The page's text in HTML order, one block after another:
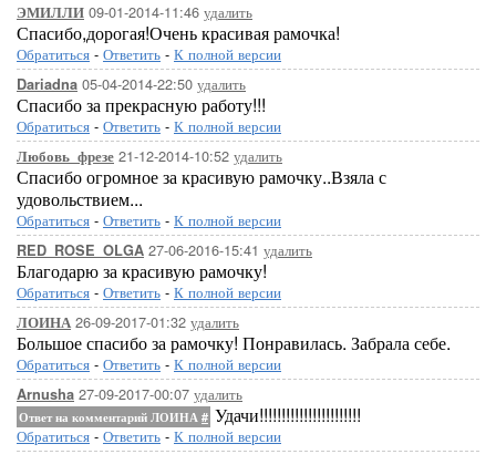
ЭМИЛЛИ 09-01-2014-11:46 удалить
Спасибо,дорогая!Очень красивая рамочка!
Обратиться - Ответить - К полной версии
Dariadna 05-04-2014-22:50 удалить
Спасибо за прекрасную работу!!!
Обратиться - Ответить - К полной версии
Любовь_фрезе 21-12-2014-10:52 удалить
Спасибо огромное за красивую рамочку..Взяла с
удовольствием...
Обратиться - Ответить - К полной версии
RED_ROSE_OLGA 27-06-2016-15:41 удалить
Благодарю за красивую рамочку!
Обратиться - Ответить - К полной версии
ЛОИНА 26-09-2017-01:32 удалить
Большое спасибо за рамочку! Понравилась. Забрала себе.
Обратиться - Ответить - К полной версии
Arnusha 27-09-2017-00:07 удалить
Ответ на комментарий ЛОИНА # Удачи!!!!!!!!!!!!!!!!!!!!!!!
Обратиться - Ответить - К полной версии